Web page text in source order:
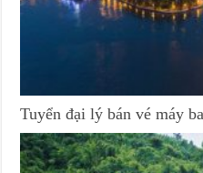
Tuyển đại lý bán vé máy